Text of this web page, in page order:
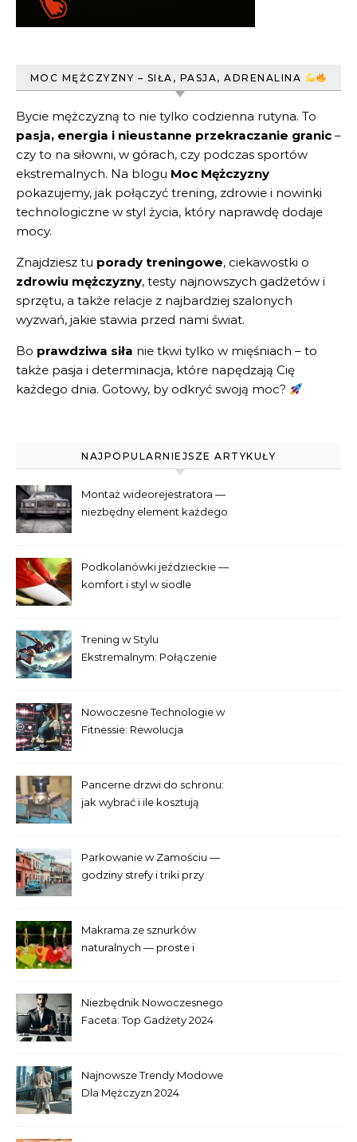
MOC MĘŻCZYZNY – SIŁA, PASJA, ADRENALINA
Bycie mężczyzną to nie tylko codzienna rutyna. To
pasja, energia i nieustanne przekraczanie granic –
czy to na siłowni, w górach, czy podczas sportów
ekstremalnych. Na blogu Moc Mężczyzny
pokazujemy, jak połączyć trening, zdrowie i nowinki
technologiczne w styl życia, który naprawdę dodaje
mocy.
Znajdziesz tu porady treningowe, ciekawostki o
zdrowiu mężczyzny, testy najnowszych gadżetów i
sprzętu, a także relacje z najbardziej szalonych
wyzwań, jakie stawia przed nami świat.
Bo prawdziwa siła nie tkwi tylko w mięśniach – to
także pasja i determinacja, które napędzają Cię
każdego dnia. Gotowy, by odkryć swoją moc?
NAJPOPULARNIEJSZE ARTYKUŁY
Montaż wideorejestratora —
niezbędny element każdego
Podkolanówki jeździeckie —
komfort i styl w siodle
Trening w Stylu
Ekstremalnym: Połączenie
Nowoczesne Technologie w
Fitnessie: Rewolucja
Pancerne drzwi do schronu:
jak wybrać i ile kosztują
Parkowanie w Zamościu —
godziny strefy i triki przy
Makrama ze sznurków
naturalnych — proste i
Niezbędnik Nowoczesnego
Faceta: Top Gadżety 2024
Najnowsze Trendy Modowe
Dla Mężczyzn 2024